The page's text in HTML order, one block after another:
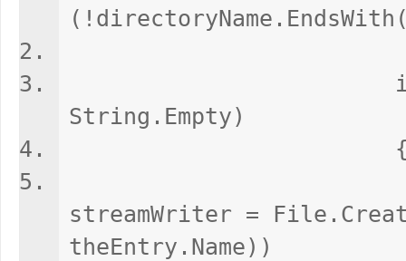
if
String.Empty)
streamWriter =
theEntry.Name))